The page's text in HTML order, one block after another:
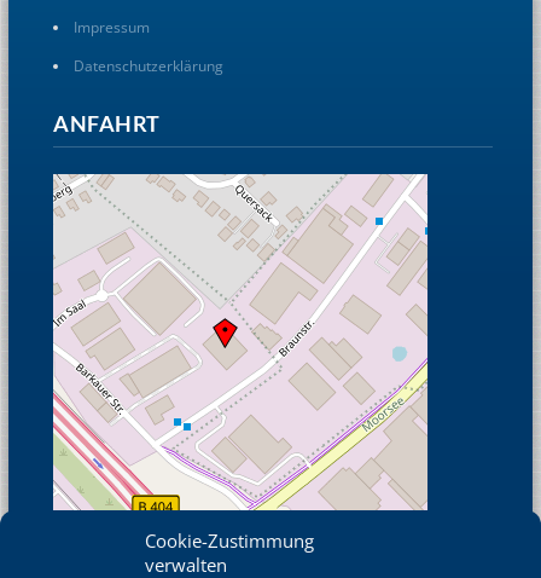
Cookie-Zustimmung
verwalten
Impressum
Datenschutzerklärung
ANFAHRT